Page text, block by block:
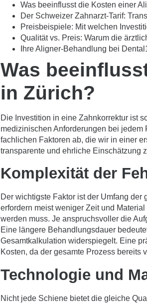
Was beeinflusst die Kosten einer
Der Schweizer Zahnarzt-Tarif:
Preisbeispiele: Mit welchen
Qualität vs. Preis: Warum die
Ihre Aligner-Behandlung bei
Was
in Zürich?
Die Investition in eine Zahnkorrektur ist
medizinischen Anforderungen bei jedem
fachlichen Faktoren ab, die wir in einer
transparente und ehrliche Einschätzung
Komplexität der
Der wichtigste Faktor ist der Umfang
erfordern meist weniger Zeit und
werden muss. Je anspruchsvoller die
Eine längere Behandlungsdauer
Gesamtkalkulation widerspiegelt. Eine
Kosten, da der gesamte Prozess bereits
Technologie und
Nicht jede Schiene bietet die gleiche